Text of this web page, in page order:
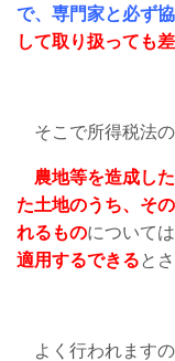
で、専門家と必ず
して取り扱っても
そこで所得税法の
農地等を造成し
た土地のうち、そ
れるものについては
適用するできると
よく行われますの